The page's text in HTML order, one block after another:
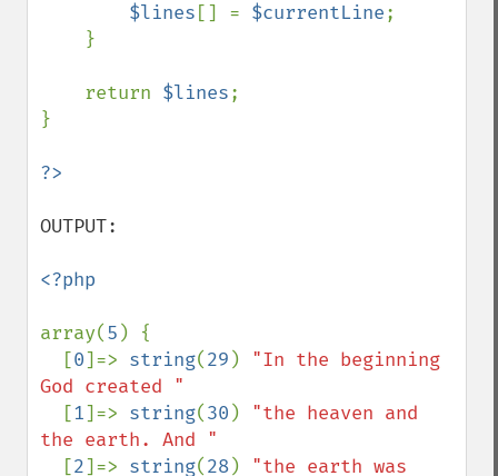
$lines [] = $currentLine;
    return
$lines;
}
OUTPUT:
<?php
array(5 ) {
  [
0]=> string(29 ) "In the beginning
God created "
[1]=> string(30 ) "the heaven and
the earth. And "
[2]=> string(28) "the earth was